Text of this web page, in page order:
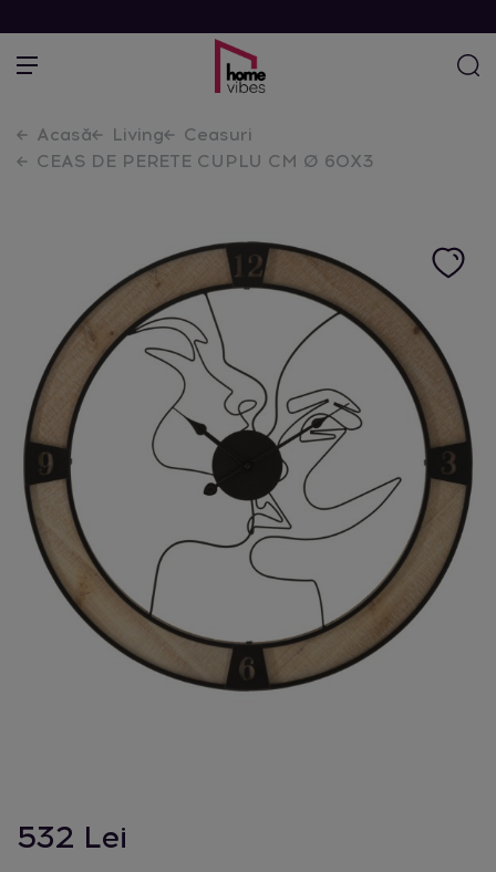
Acasă Living
Ceasuri
CEAS DE PERETE CUPLU CM Ø 60X3
532 Lei